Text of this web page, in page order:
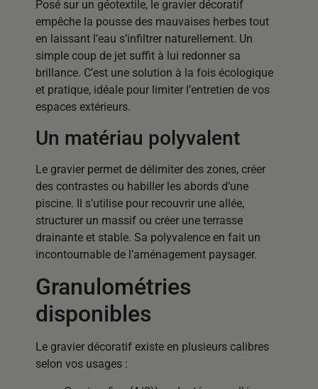
Posé sur un géotextile, le gravier décoratif
empêche la pousse des mauvaises herbes tout
en laissant l’eau s’infiltrer naturellement. Un
simple coup de jet suffit à lui redonner sa
brillance. C’est une solution à la fois écologique
et pratique, idéale pour limiter l’entretien de vos
espaces extérieurs.
Un matériau polyvalent
Le gravier permet de délimiter des zones, créer
des contrastes ou habiller les abords d’une
piscine. Il s’utilise pour recouvrir une allée,
structurer un massif ou créer une terrasse
drainante et stable. Sa polyvalence en fait un
incontournable de l’aménagement paysager.
Granulométries
disponibles
Le gravier décoratif existe en plusieurs calibres
selon vos usages :